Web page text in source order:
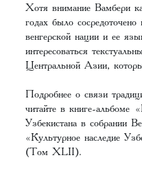
Хотя внимание Вамбери
годах было
венгерской нации и ее
интересоваться
Центральной Азии,
Подробнее о связи
читайте в книге-альбоме
Узбекистана в собрании
«Культурное наследие
(Том XLII).